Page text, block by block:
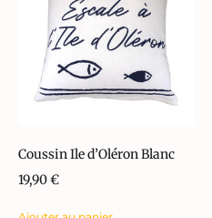
Coussin Ile d’Oléron Blanc
19,90€